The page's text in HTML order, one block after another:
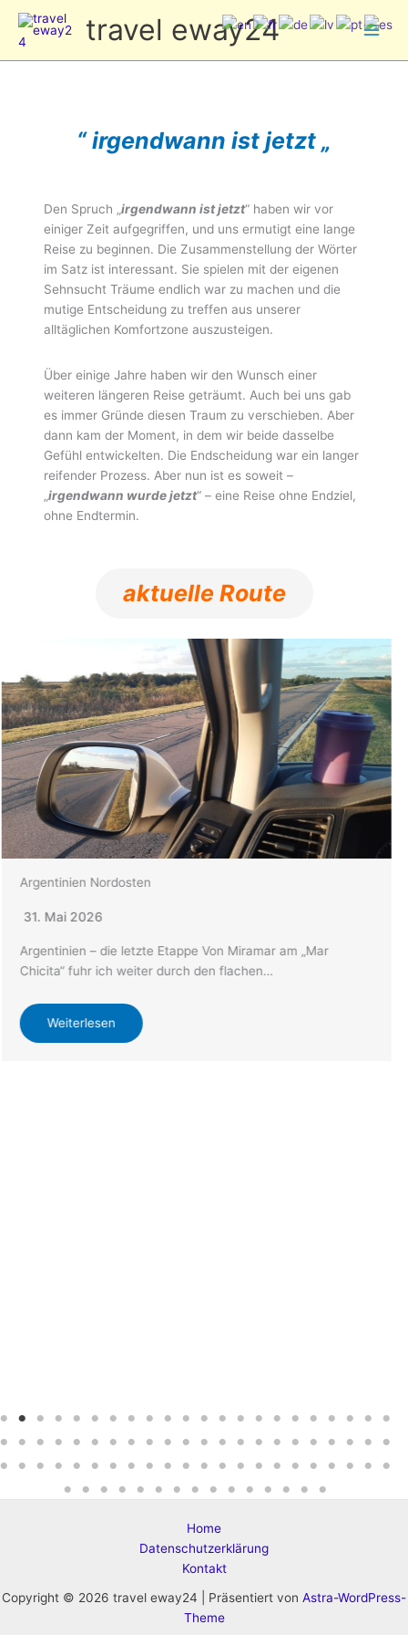
Inhalt
springen
travel eway24
“ irgendwann ist jetzt „
Den Spruch „irgendwann ist jetzt“ haben wir vor
einiger Zeit aufgegriffen, und uns ermutigt eine lange
Reise zu beginnen. Die Zusammenstellung der Wörter
im Satz ist interessant. Sie spielen mit der eigenen
Sehnsucht Träume endlich war zu machen und die
mutige Entscheidung zu treffen aus unserer
alltäglichen Komfortzone auszusteigen.
Über einige Jahre haben wir den Wunsch einer
weiteren längeren Reise geträumt. Auch bei uns gab
es immer Gründe diesen Traum zu verschieben. Aber
dann kam der Moment, in dem wir beide dasselbe
Gefühl entwickelten. Die Endscheidung war ein langer
reifender Prozess. Aber nun ist es soweit –
„irgendwann wurde jetzt“ – eine Reise ohne Endziel,
ohne Endtermin.
aktuelle Route
Argentinien Nordosten
31. Mai 2026
Argentinien – die letzte Etappe Von Miramar am „Mar
Chicita“ fuhr ich weiter durch den flachen…
Weiterlesen
Home
Datenschutzerklärung
Kontakt
Copyright © 2026 travel eway24 | Präsentiert von Astra-WordPress-
Theme